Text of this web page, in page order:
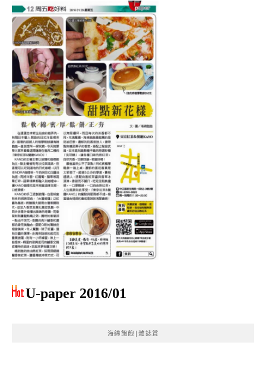
U-paper 2016/01
海綿飽飽|雜誌賞